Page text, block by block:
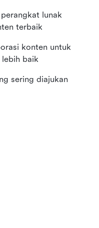
lunak
terbaik
konten untuk
baik
sering diajukan